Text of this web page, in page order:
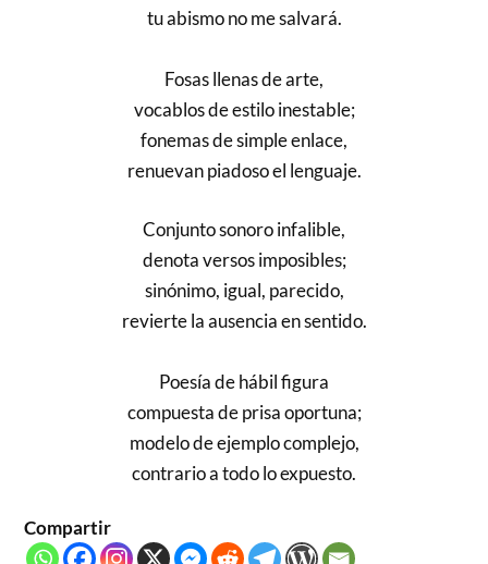
tu abismo no me salvará.
Fosas llenas de arte,
vocablos de estilo inestable;
fonemas de simple enlace,
renuevan piadoso el lenguaje.
Conjunto sonoro infalible,
denota versos imposibles;
sinónimo, igual, parecido,
revierte la ausencia en sentido.
Poesía de hábil figura
compuesta de prisa oportuna;
modelo de ejemplo complejo,
contrario a todo lo expuesto.
Compartir